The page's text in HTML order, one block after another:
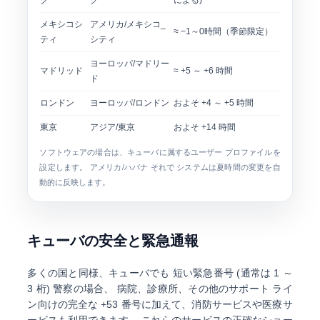
メキシコシ
ティ
アメリカ/メキシコ_
シティ
≈ −1～0時間（季節限定）
マドリッド
ヨーロッパ/マドリー
ド
≈ +5 ～ +6 時間
ロンドン ヨーロッパ/ロンドン およそ +4 ～ +5 時間
東京 アジア/東京 およそ +14 時間
ソフトウェアの場合は、キューバに属するユーザー プロファイルを
設定します。
アメリカ/ハバナ それで システムは夏時間の変更を自
動的に反映します。
キューバの安全と緊急通報
多くの国と同様、キューバでも 短い緊急番号 (通常は 1 ～
3 桁) 警察の場合、 病院、診療所、その他のサポート ライ
ン向けの完全な +53 番号に加えて、消防サービスや医療サ